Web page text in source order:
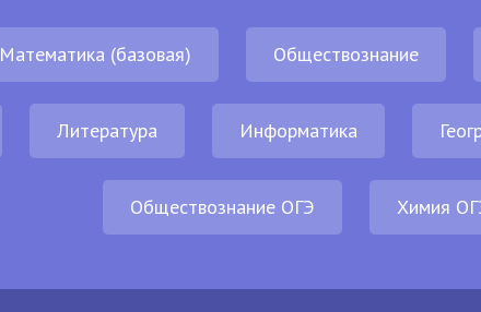
Математика (базовая) Обществознание
Литература Информатика
Обществознание ОГЭ Химия